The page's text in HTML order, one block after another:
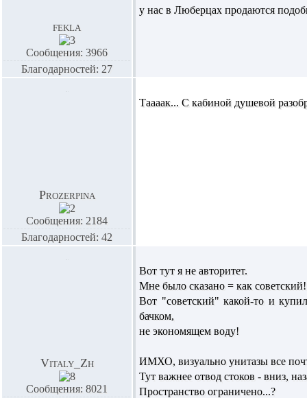
fekla
Сообщения: 3966
Благодарностей: 27
у нас в Люберцах продаются
Prozerpina
Сообщения: 2184
Благодарностей: 42
Таааак... С кабиной душевой
Vitaly_Zh
Сообщения: 8021
Вот тут я не авторитет.
Мне было сказано = как
Вот "советский" какой-то и
бачком,
не экономящем воду!
ИМХО, визуально унитазы все
Тут важнее отвод стоков - вниз,
Пространство ограничено...?